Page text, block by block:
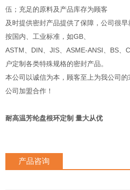
伍；充足的原料及产品库存为顾客
及时提供密封产品提供了保障，公司很
按国内、工业标准，如GB、
ASTM、DIN、JIS、ASME-ANSI、BS、
户定制各类特殊规格的密封产品。
本公司以诚信为本，顾客至上为我公司
公司加盟合作！
耐高温芳纶盘根环定制 量大从优
产品咨询